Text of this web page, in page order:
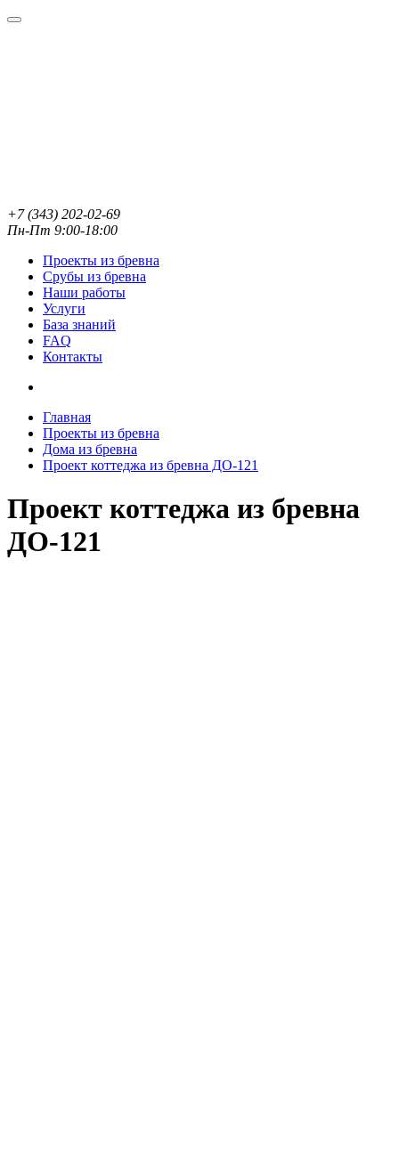
+7 (343) 202-02-69
Пн-Пт 9:00-18:00
Проекты из бревна
Срубы из бревна
Наши работы
Услуги
База знаний
FAQ
Контакты
Главная
Проекты из бревна
Дома из бревна
Проект коттеджа из бревна ДО-121
Проект коттеджа из бревна
ДО-121